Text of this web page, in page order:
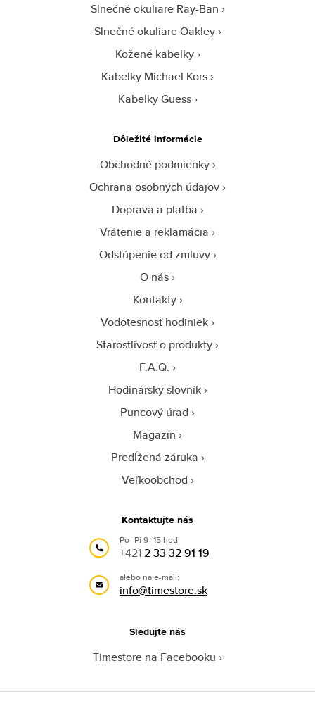
Slnečné okuliare Ray-Ban
Slnečné okuliare Oakley
Kožené kabelky
Kabelky Michael Kors
Kabelky Guess
Dôležité informácie
Obchodné podmienky
Ochrana osobných údajov
Doprava a platba
Vrátenie a reklamácia
Odstúpenie od zmluvy
O nás
Kontakty
Vodotesnosť hodiniek
Starostlivosť o produkty
F.A.Q.
Hodinársky slovník
Puncový úrad
Magazín
Predĺžená záruka
Veľkoobchod
Kontaktujte nás
Po–Pi 9–15 hod.
+4212 33 32 91 19
alebo na e-mail:
info@timestore.sk
Sledujte nás
Timestore na Facebooku